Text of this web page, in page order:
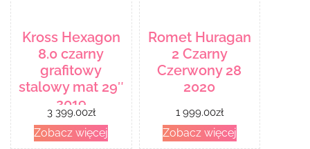
Kross Hexagon
8.0 czarny
grafitowy
stalowy mat 29″
2019
3 399.00zł
Zobacz więcej
Romet Huragan
2 Czarny
Czerwony 28
2020
1 999.00zł
Zobacz więcej